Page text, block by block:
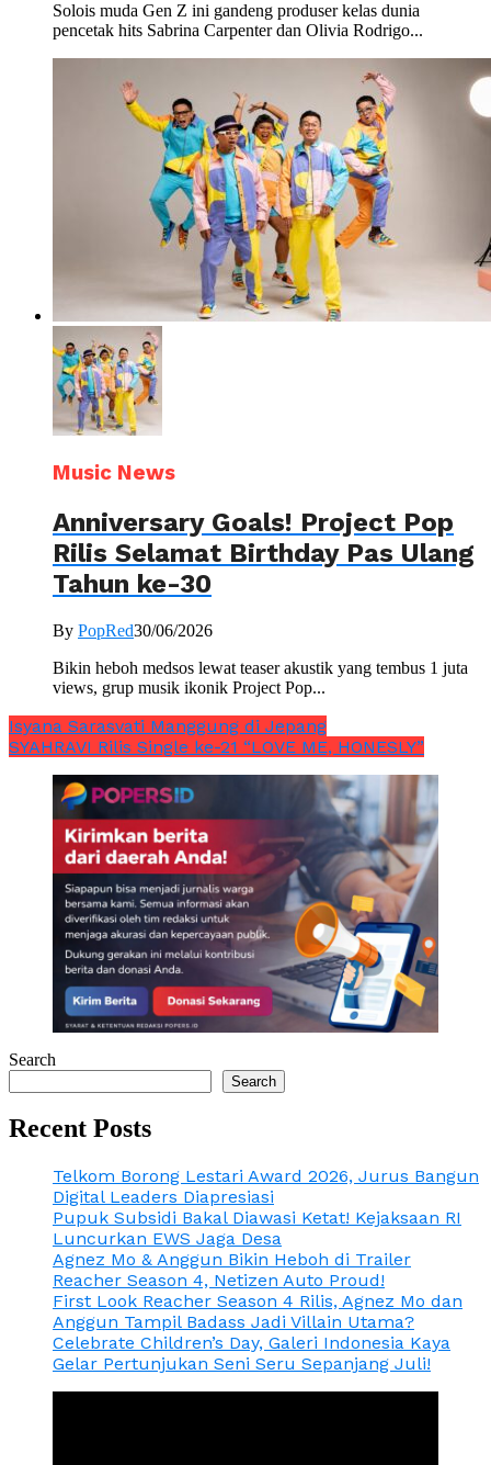
Solois muda Gen Z ini gandeng produser kelas dunia
pencetak hits Sabrina Carpenter dan Olivia Rodrigo...
Music News
Anniversary Goals! Project Pop
Rilis Selamat Birthday Pas Ulang
Tahun ke-30
By PopRed30/06/2026
Bikin heboh medsos lewat teaser akustik yang tembus 1 juta
views, grup musik ikonik Project Pop...
Isyana Sarasvati Manggung di Jepang
SYAHRAVI Rilis Single ke-21 “LOVE ME, HONESLY”
Search
Search
Recent Posts
Telkom Borong Lestari Award 2026, Jurus Bangun
Digital Leaders Diapresiasi
Pupuk Subsidi Bakal Diawasi Ketat! Kejaksaan RI
Luncurkan EWS Jaga Desa
Agnez Mo & Anggun Bikin Heboh di Trailer
Reacher Season 4, Netizen Auto Proud!
First Look Reacher Season 4 Rilis, Agnez Mo dan
Anggun Tampil Badass Jadi Villain Utama?
Celebrate Children’s Day, Galeri Indonesia Kaya
Gelar Pertunjukan Seni Seru Sepanjang Juli!